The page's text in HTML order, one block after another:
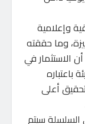
وإعلامية
وما حققته
الاستثمار في
باعتباره
أعلى
السلسلة سيتم